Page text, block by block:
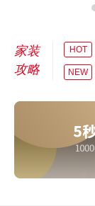
家装
攻略
HOT
NEW